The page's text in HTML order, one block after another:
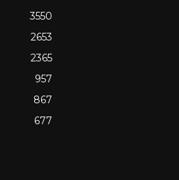
3550
2653
2365
957
867
677